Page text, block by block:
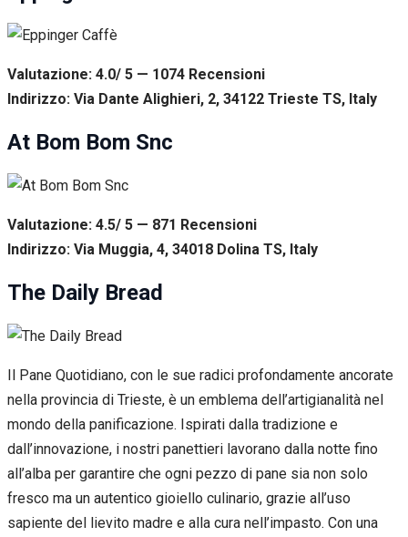
Valutazione: 4.0/ 5 — 1074 Recensioni
Indirizzo: Via Dante Alighieri, 2, 34122 Trieste TS, Italy
At Bom Bom Snc
Valutazione: 4.5/ 5 — 871 Recensioni
Indirizzo: Via Muggia, 4, 34018 Dolina TS, Italy
The Daily Bread
Il Pane Quotidiano, con le sue radici profondamente ancorate
nella provincia di Trieste, è un emblema dell’artigianalità nel
mondo della panificazione. Ispirati dalla tradizione e
dall’innovazione, i nostri panettieri lavorano dalla notte fino
all’alba per garantire che ogni pezzo di pane sia non solo
fresco ma un autentico gioiello culinario, grazie all’uso
sapiente del lievito madre e alla cura nell’impasto. Con una